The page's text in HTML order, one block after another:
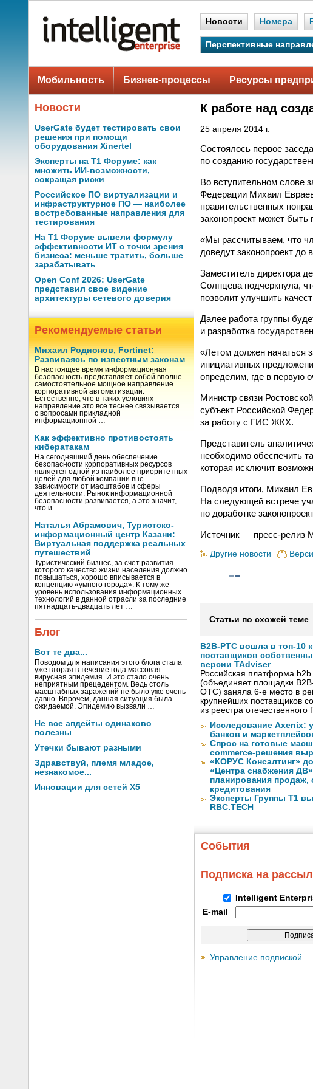
Новости Номера
Перспективные
Мобильность Бизнес-процессы Ресурсы
Новости
UserGate будет тестировать свои
решения при помощи
оборудования Xinertel
Эксперты на Т1 Форуме: как
множить ИИ-возможности,
сокращая риски
Российское ПО виртуализации и
инфраструктурное ПО — наиболее
востребованные направления для
тестирования
На Т1 Форуме вывели формулу
эффективности ИТ с точки зрения
бизнеса: меньше тратить, больше
зарабатывать
Open Conf 2026: UserGate
представил свое видение
архитектуры сетевого доверия
Рекомендуемые статьи
Михаил Родионов, Fortinet:
Развиваясь по известным законам
В настоящее время информационная
безопасность представляет собой вполне
самостоятельное мощное направление
корпоративной автоматизации.
Естественно, что в таких условиях
направление это все теснее связывается
с вопросами прикладной
информационной …
Как эффективно противостоять
кибератакам
На сегодняшний день обеспечение
безопасности корпоративных ресурсов
является одной из наиболее приоритетных
целей для любой компании вне
зависимости от масштабов и сферы
деятельности. Рынок информационной
безопасности развивается, а это значит,
что и …
Наталья Абрамович, Туристско-
информационный центр Казани:
Виртуальная поддержка реальных
путешествий
Туристический бизнес, за счет развития
которого качество жизни населения должно
повышаться, хорошо вписывается в
концепцию «умного города». К тому же
уровень использования информационных
технологий в данной отрасли за последние
пятнадцать-двадцать лет …
Блог
Вот те два...
Поводом для написания этого блога стала
уже вторая в течение года массовая
вирусная эпидемия. И это стало очень
неприятным прецедентом. Ведь столь
масштабных заражений не было уже очень
давно. Впрочем, данная ситуация была
ожидаемой. Эпидемию вызвали …
Не все апдейты одинаково
полезны
Утечки бывают разными
Здравствуй, племя младое,
незнакомое...
Инновации для сетей X5
К работе над
25 апреля 2014 г.
Состоялось первое
по созданию
Во вступительном слове
Федерации Михаил
правительственных
законопроект может быть
«Мы рассчитываем, что
доведут законопроект до
Заместитель директора
Солнцева подчеркнула,
позволит улучшить
Далее работа группы
и разработка
«Летом должен начаться
инициативных
определим, где в первую
Министр связи
субъект Российской
за работу с ГИС ЖКХ.
Представитель
необходимо обеспечить
которая исключит
Подводя итоги, Михаил
На следующей встрече
по доработке
Источник — пресс-релиз
Другие новости
Статьи по схожей теме
B2B-РТС вошла в топ-10
поставщиков
версии TAdviser
Российская платформа
(объединяет площадки
OTC) заняла 6-е место в
крупнейших поставщиков
из реестра
Исследование Axenix:
банков и
Спрос на готовые
commerce-решения
«КОРУС Консалтинг»
«Центра снабжения
планирования продаж,
кредитования
Эксперты Группы Т1
RBC.TECH
События
Подписка на
Intelligent
E-mail
Управление подпиской